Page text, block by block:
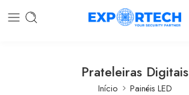
Prateleiras Digitais
Início Painéis LED